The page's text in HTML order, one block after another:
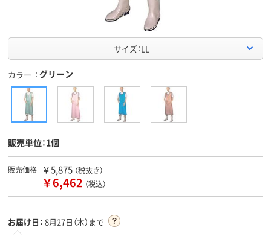
サイズ：LL
カラー グリーン
販売単位：1個
販売価格 ￥5,875 （税抜き）
￥6,462 （税込）
お届け日： 8月27日（木）まで